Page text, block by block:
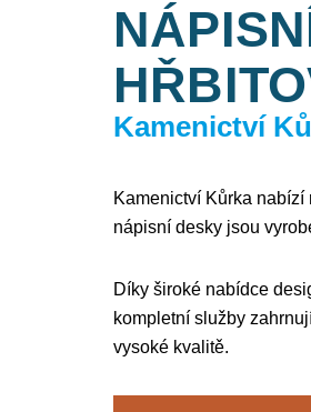
Kamenictví
Kamenictví Kůrka nabízí
nápisní desky jsou
Díky široké nabídce
kompletní služby
vysoké kvalitě.